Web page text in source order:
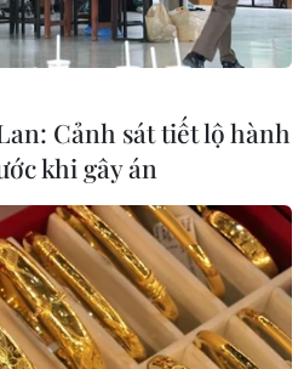
Cảnh sát tiết lộ hành
khi gây án